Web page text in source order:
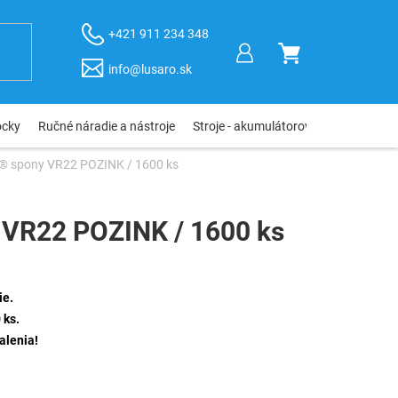
+421 911 234 348
info@lusaro.sk
NÁKUPNÝ
Ručné náradie a nástroje Stroje - akumulátorové, elektro,
spony VR22 POZINK / 1600 ks
ks.
POZINK / 1600 ks